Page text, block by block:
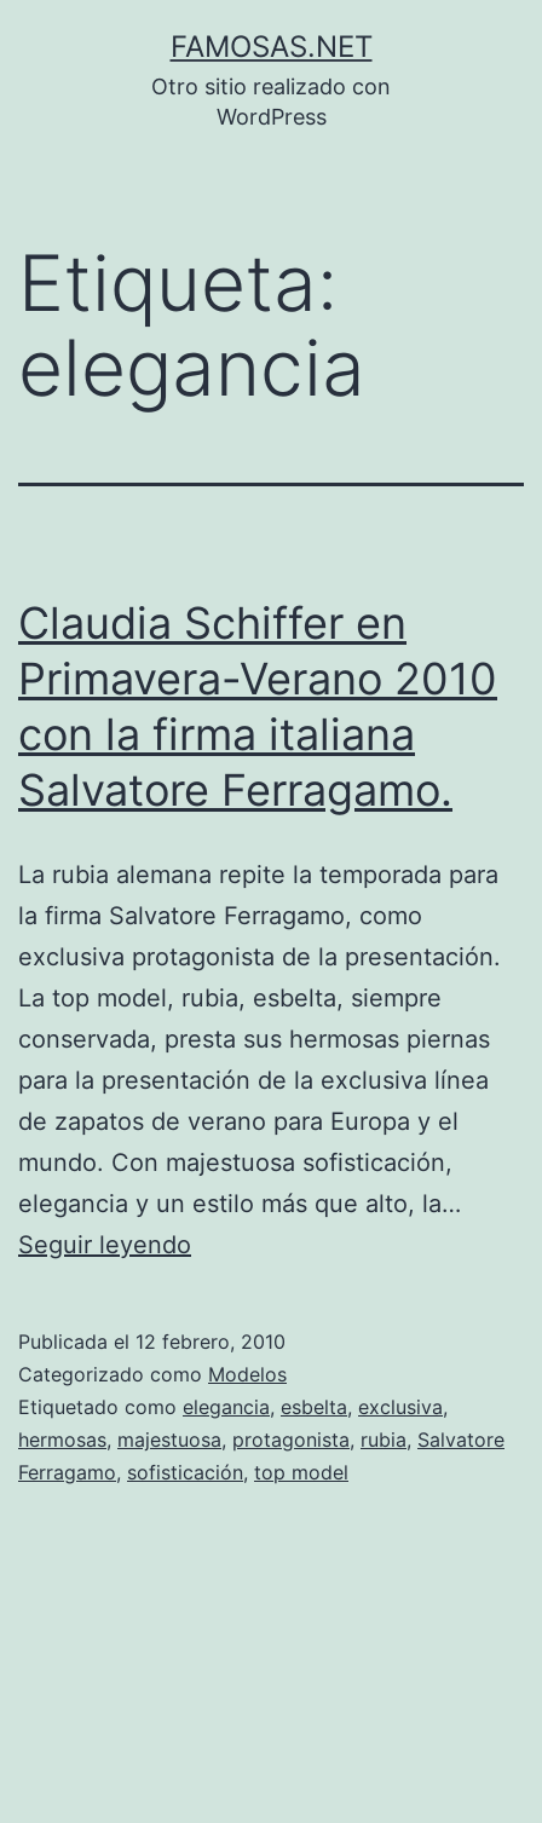
FAMOSAS.NET
Otro sitio realizado con
WordPress
Etiqueta:
elegancia
Claudia Schiffer en
Primavera-Verano 2010
con la firma italiana
Salvatore Ferragamo.
La rubia alemana repite la temporada para
la firma Salvatore Ferragamo, como
exclusiva protagonista de la presentación.
La top model, rubia, esbelta, siempre
conservada, presta sus hermosas piernas
para la presentación de la exclusiva línea
de zapatos de verano para Europa y el
mundo. Con majestuosa sofisticación,
elegancia y un estilo más que alto, la…
Seguir leyendo
Primavera-
Verano
2010
con
Publicada el 12 febrero, 2010
Categorizado como Modelos
Etiquetado como elegancia, esbelta, exclusiva,
hermosas, majestuosa, protagonista, rubia, Salvatore
Ferragamo, sofisticación, top model